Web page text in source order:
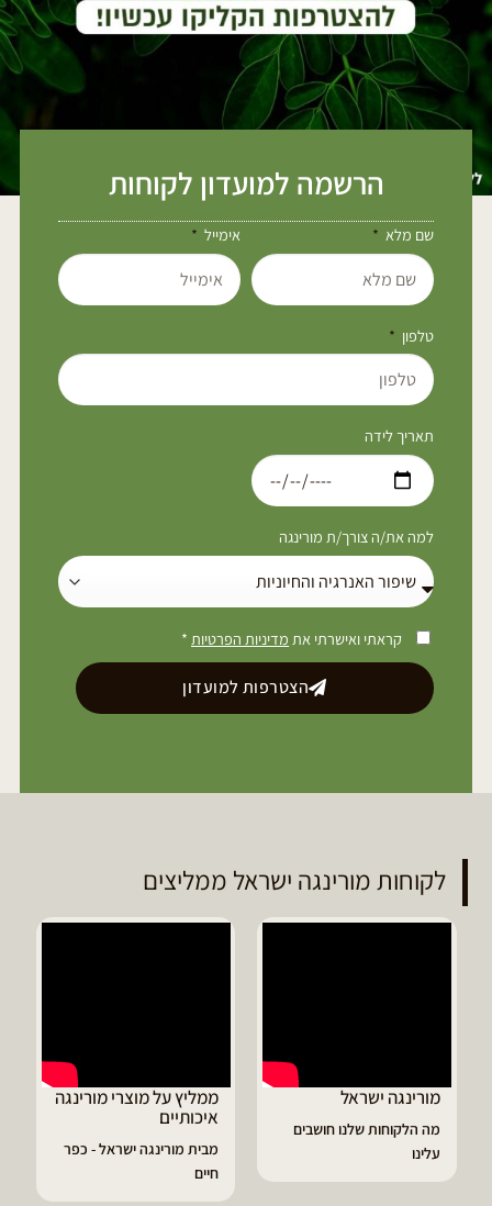
הרשמה למועדון לקוחות
שם מלא אימייל
טלפון
תאריך לידה
למה את/ה צורך/ת מורינגה
קראתי ואישרתי את מדיניות הפרטיות*
הצטרפות למועדון
לקוחות מורינגה ישראל ממליצים
ממליץ על מוצרי מורינגה
דיוויד ממליץ על טבליות
מורינגה
הפסקתי לסבול מהתקפי